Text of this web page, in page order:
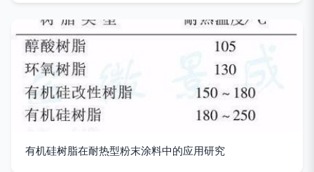
有机硅树脂在耐热型粉末涂料中的应用研究